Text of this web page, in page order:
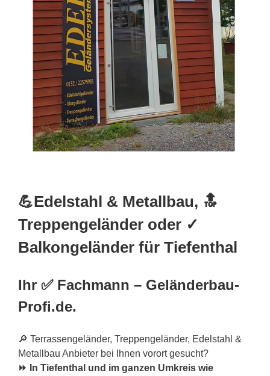
💪Edelstahl & Metallbau, 🔝
Treppengeländer oder ✓
Balkongeländer für Tiefenthal
Ihr ✅ Fachmann – Geländerbau-
Profi.de.
🔎 Terrassengeländer, Treppengeländer, Edelstahl &
Metallbau Anbieter bei Ihnen vorort gesucht?
⏩ In Tiefenthal und im ganzen Umkreis wie